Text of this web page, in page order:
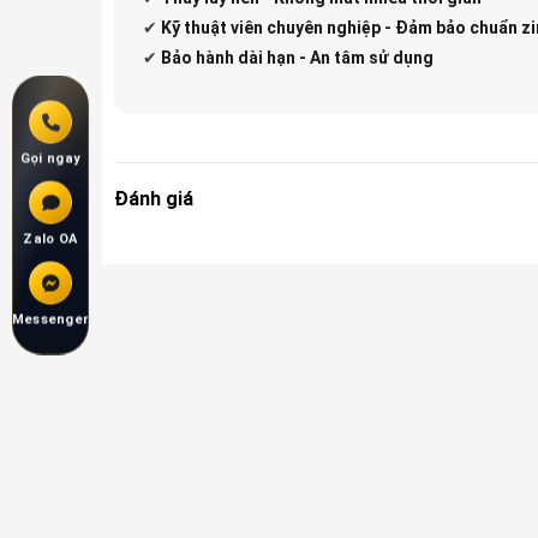
✔ Kỹ thuật viên chuyên nghiệp - Đảm bảo chuẩn
✔ Bảo hành dài hạn - An tâm sử dụng
Đánh giá
Gọi ngay
Zalo OA
Messenger